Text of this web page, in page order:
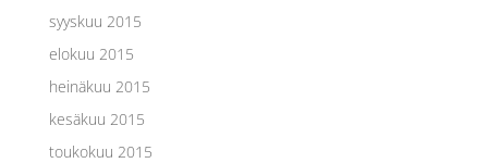
syyskuu 2015
elokuu 2015
heinäkuu 2015
kesäkuu 2015
toukokuu 2015